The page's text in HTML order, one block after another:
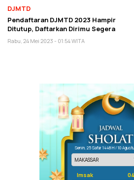
DJMTD
Pendaftaran DJMTD 2023 Hampir
Ditutup, Daftarkan Dirimu Segera
Rabu, 24 Mei 2023 - 01:54 WITA
Senin, 25 Safar 1448 H / 10
Imsak